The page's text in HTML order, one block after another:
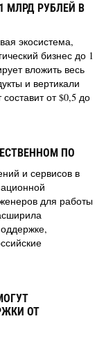
МЛРД РУБЛЕЙ В
экосистема,
бизнес до 1
вложить весь
и вертикали
от $0,5 до
ПО
и сервисов в
для работы
ОТ